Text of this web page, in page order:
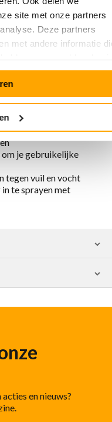
site met onze partners
Deze partners
met andere informatie
verzameld op
4080 Poppy
antistatisch en
uittrekken
in
om je gebruikelijke
tegen vuil en vocht
te sprayen met
en nieuws?